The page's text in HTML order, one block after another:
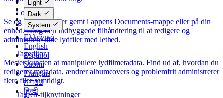
Čeština
Dansk
Deutsch
Ελληνικά
English
Español
Suomi
Français
עברית
हिन्दी
Light
Dark
System
Lokale filer
Se og organiser filer gemt i appens Documents-mappe eller på din
enhed. Brug den indbyggede filhåndtering til at redigere og
administrere dine lydfiler med lethed.
Tageditor
Mester kunsten at manipulere lydfilmetadata. Find ud af, hvordan du
redigerer metadata, ændrer albumcovers og problemfrit administrerer
flere filer samtidigt.
Tagfelt-tilknytninger